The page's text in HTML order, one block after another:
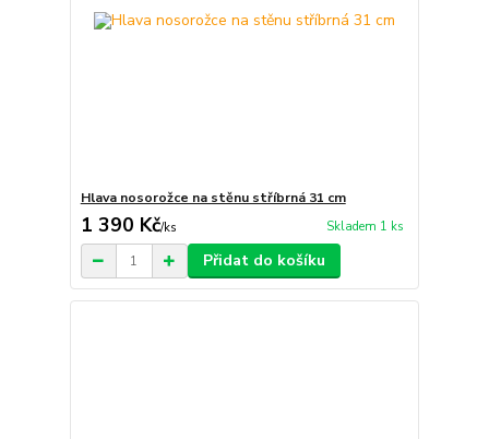
Hlava nosorožce na stěnu stříbrná 31 cm
1 390 Kč/ks Skladem 1 ks
Přidat do košíku